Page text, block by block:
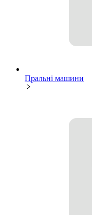
Пральні машини